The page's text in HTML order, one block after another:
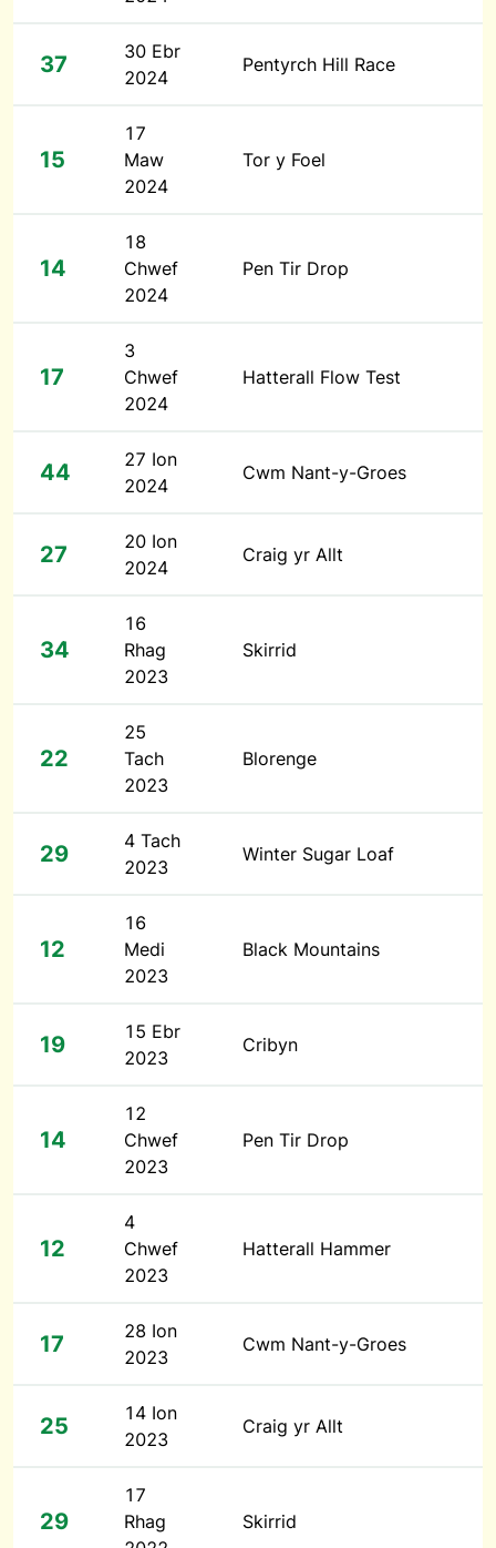
37
30 Ebr
2024
Pentyrch Hill Race
15
17
Maw
2024
Tor y Foel
14
18
Chwef
2024
Pen Tir Drop
17
3
Chwef
2024
Hatterall Flow Test
44
27 Ion
2024
Cwm Nant-y-Groes
27
20 Ion
2024
Craig yr Allt
34
16
Rhag
2023
Skirrid
22
25
Tach
2023
Blorenge
29
4 Tach
2023
Winter Sugar Loaf
12
16
Medi
2023
Black Mountains
19
15 Ebr
2023
Cribyn
14
12
Chwef
2023
Pen Tir Drop
12
4
Chwef
2023
Hatterall Hammer
17
28 Ion
2023
Cwm Nant-y-Groes
25
14 Ion
2023
Craig yr Allt
29
17
Rhag
Skirrid